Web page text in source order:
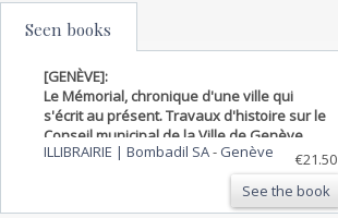
Seen books
[GENÈVE]:
Le Mémorial, chronique d'une ville qui
s'écrit au présent. Travaux d'histoire sur le
Conseil municipal de la Ville de Genève.
ILLIBRAIRIE | Bombadil SA- Genève
€21.50
See the book